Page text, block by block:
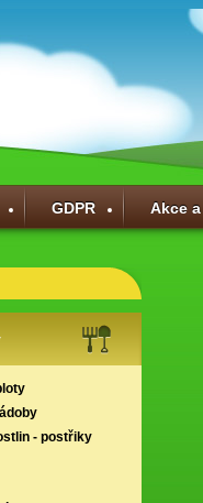
GDPR Akce
- postřiky